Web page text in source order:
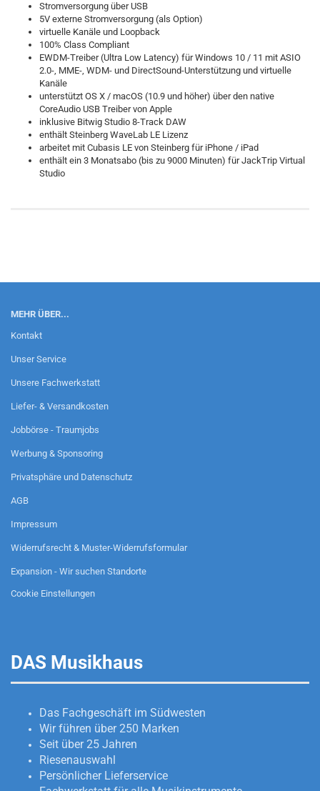
Stromversorgung über USB
5V externe Stromversorgung (als Option)
virtuelle Kanäle und Loopback
100% Class Compliant
EWDM-Treiber (Ultra Low Latency) für Windows 10 / 11 mit ASIO
2.0-, MME-, WDM- und DirectSound-Unterstützung und virtuelle
Kanäle
unterstützt OS X / macOS (10.9 und höher) über den native
CoreAudio USB Treiber von Apple
inklusive Bitwig Studio 8-Track DAW
enthält Steinberg WaveLab LE Lizenz
arbeitet mit Cubasis LE von Steinberg für iPhone / iPad
enthält ein 3 Monatsabo (bis zu 9000 Minuten) für JackTrip Virtual
Studio
MEHR ÜBER...
Kontakt
Unser Service
Unsere Fachwerkstatt
Liefer- & Versandkosten
Jobbörse - Traumjobs
Werbung & Sponsoring
Privatsphäre und Datenschutz
AGB
Impressum
Widerrufsrecht & Muster-Widerrufsformular
Expansion - Wir suchen Standorte
Cookie Einstellungen
DAS Musikhaus
Das Fachgeschäft im Südwesten
Wir führen über 250 Marken
Seit über 25 Jahren
Riesenauswahl
Persönlicher Lieferservice